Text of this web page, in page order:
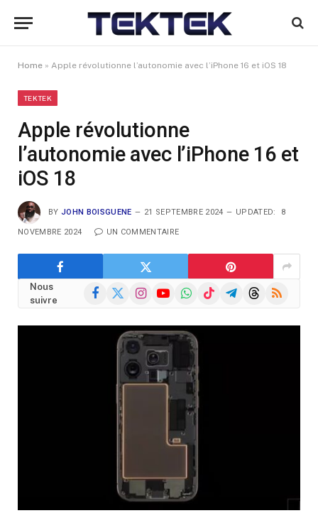
Home » Apple révolutionne l’autonomie avec l’iPhone 16 et iOS 18
TEKTEK
Apple révolutionne
l’autonomie avec l’iPhone 16 et
iOS 18
BY JOHN BOISGUENE 21 SEPTEMBRE 2024 UPDATED: 8
NOVEMBRE 2024 UN COMMENTAIRE
Nous
suivre
Facebook
X
InstagramYouTubeWhatsAppTikTokTelegramThreads
RSS